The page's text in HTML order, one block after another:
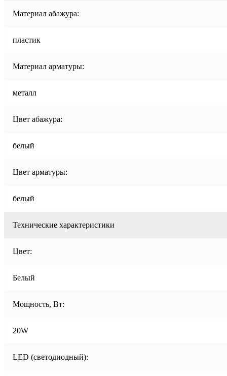
Материал абажура:
пластик
Материал арматуры:
металл
Цвет абажура:
белый
Цвет арматуры:
белый
Технические характеристики
Цвет:
Белый
Мощность, Вт:
20W
LED (светодиодный):